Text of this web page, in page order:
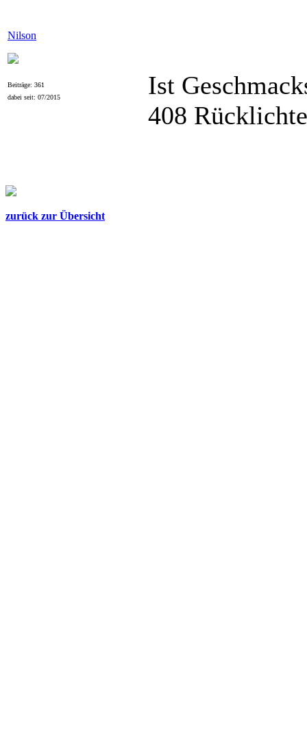
Nilson
Beiträge: 361
dabei seit: 07/2015
Ist
408
zurück zur Übersicht